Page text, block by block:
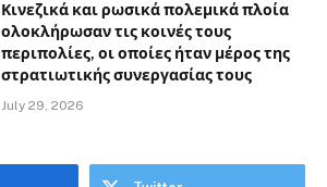
Κινεζικά και ρωσικά πολεμικά πλοία
ολοκλήρωσαν τις κοινές τους
περιπολίες, οι οποίες ήταν μέρος της
στρατιωτικής συνεργασίας τους
July 29, 2026